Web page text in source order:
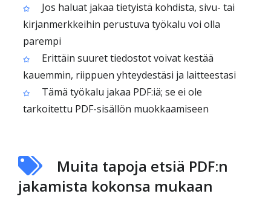
Jos haluat jakaa tietyistä kohdista, sivu- tai
kirjanmerkkeihin perustuva työkalu voi olla
parempi
Erittäin suuret tiedostot voivat kestää
kauemmin, riippuen yhteydestäsi ja laitteestasi
Tämä työkalu jakaa PDF:iä; se ei ole
tarkoitettu PDF-sisällön muokkaamiseen
Muita tapoja etsiä PDF:n
jakamista kokonsa mukaan